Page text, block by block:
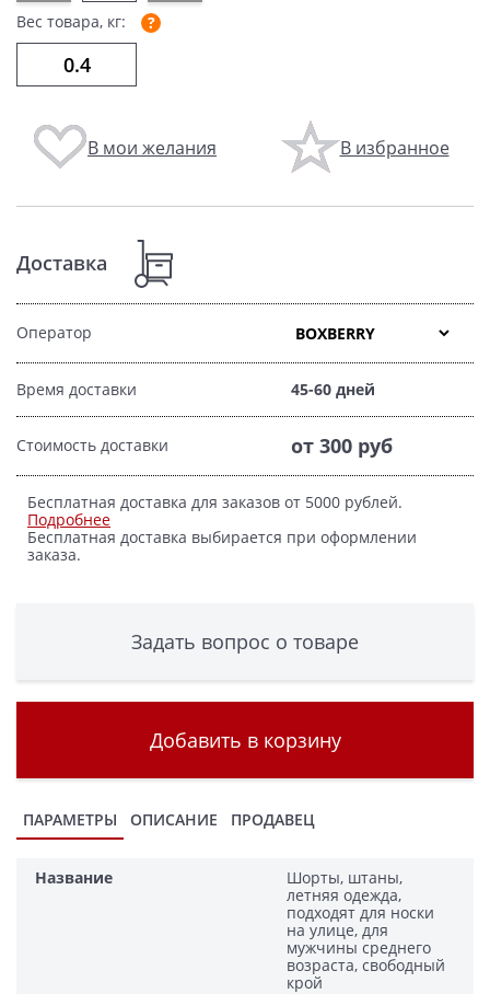
Вес товара, кг:
В мои желания В избранное
Доставка
Оператор
Время доставки 45-60 дней
Стоимость доставки от 300 руб
Бесплатная доставка для заказов от 5000 рублей.
Подробнее
Бесплатная доставка выбирается при оформлении
заказа.
Задать вопрос о товаре
Добавить в корзину
ПАРАМЕТРЫ ОПИСАНИЕ ПРОДАВЕЦ
Название
Шорты, штаны,
летняя одежда,
подходят для носки
на улице, для
мужчины среднего
возраста, свободный
крой